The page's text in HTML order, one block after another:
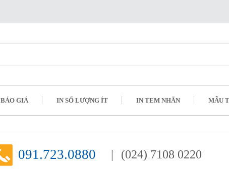
BÁO GIÁ IN SỐ LƯỢNG ÍT IN TEM NHÃN MẪU
091.723.0880 (024) 7108 0220